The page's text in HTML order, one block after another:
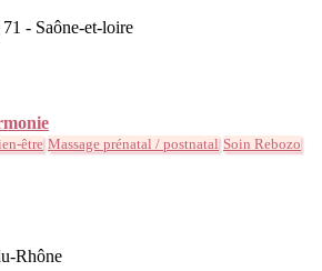
- Saône-et-loire
être Massage prénatal / postnatal Soin Rebozo
Rhône